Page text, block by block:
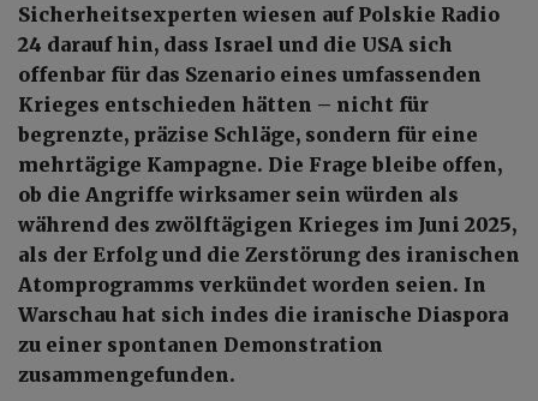
Sicherheitsexperten wiesen auf Polskie Radio
24 darauf hin, dass Israel und die USA sich
offenbar für das Szenario eines umfassenden
Krieges entschieden hätten – nicht für
begrenzte, präzise Schläge, sondern für eine
mehrtägige Kampagne. Die Frage bleibe offen,
ob die Angriffe wirksamer sein würden als
während des zwölftägigen Krieges im Juni 2025,
als der Erfolg und die Zerstörung des iranischen
Atomprogramms verkündet worden seien. In
Warschau hat sich indes die iranische Diaspora
zu einer spontanen Demonstration
zusammengefunden.